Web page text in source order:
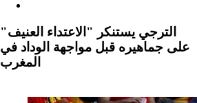
الترجي يستنكر "الاعتداء العنيف"
على جماهيره قبل مواجهة الوداد في
المغرب